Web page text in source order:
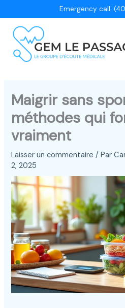
au
contenu
Emergency call:
Maigrir sans
méthodes qui
vraiment
Laisser un commentaire / Par
2, 2025